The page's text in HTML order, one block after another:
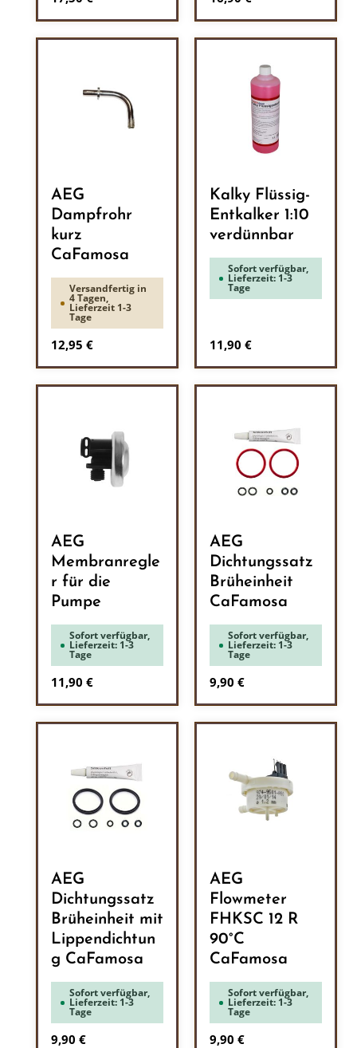
AEG
Dampfrohr
kurz
CaFamosa
Versandfertig in
4 Tagen,
Lieferzeit 1-3
Tage
Regulärer Preis:
12,95 €
Kalky Flüssig-
Entkalker 1:10
verdünnbar
Sofort verfügbar,
Lieferzeit: 1-3
Tage
Regulärer Preis:
11,90 €
AEG
Membranregle
r für die
Pumpe
Sofort verfügbar,
Lieferzeit: 1-3
Tage
Regulärer Preis:
11,90 €
AEG
Dichtungssatz
Brüheinheit
CaFamosa
Sofort verfügbar,
Lieferzeit: 1-3
Tage
Regulärer Preis:
9,90 €
AEG
Dichtungssatz
Brüheinheit mit
Lippendichtun
g CaFamosa
Sofort verfügbar,
Lieferzeit: 1-3
Tage
Regulärer Preis:
9,90 €
AEG
Flowmeter
FHKSC 12 R
90°C
CaFamosa
Sofort verfügbar,
Lieferzeit: 1-3
Tage
Regulärer Preis:
9,90 €